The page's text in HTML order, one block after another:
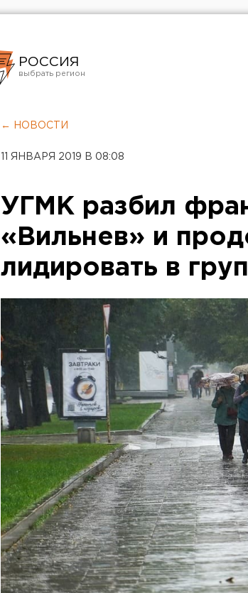
РОССИЯ
Челябинск
← НОВОСТИ
11 ЯНВАРЯ 2019 В 08:08
УГМК разбил
«Вильнев» и
лидировать в